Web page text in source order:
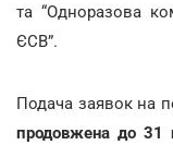
та “Одноразова
ЄСВ”.
Подача заявок на
продовжена до 31